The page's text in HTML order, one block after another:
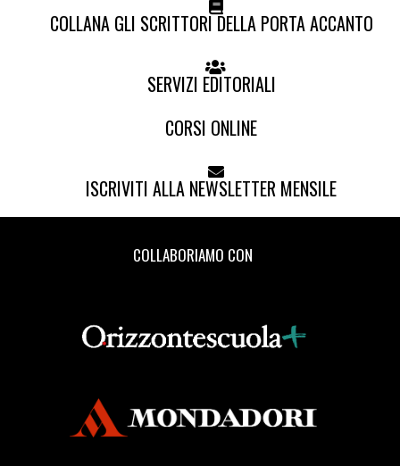
COLLANA GLI SCRITTORI DELLA PORTA ACCANTO
SERVIZI EDITORIALI
CORSI ONLINE
ISCRIVITI ALLA NEWSLETTER MENSILE
COLLABORIAMO CON